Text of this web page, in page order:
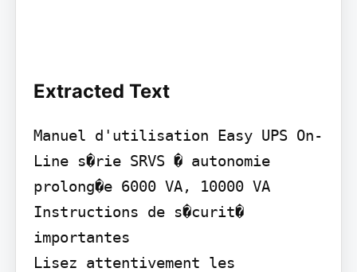
Extracted Text
Manuel d'utilisation Easy UPS On-
Line s�rie SRVS � autonomie
prolong�e 6000 VA, 10000 VA
Instructions de s�curit�
importantes
Lisez attentivement les